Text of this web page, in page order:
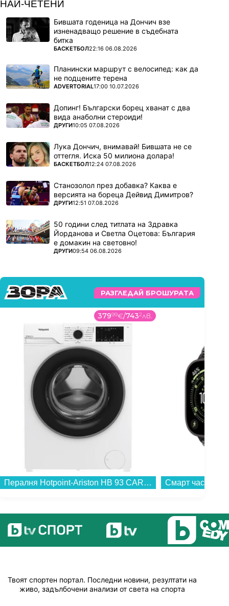
НАЙ-ЧЕТЕНИ
Бившата годеница на Дончич взе
изненадващо решение в съдебната
битка
ПОВЕЧЕ ОТ
БАСКЕТБОЛ22:16 06.08.2026
Планински маршрут с велосипед: как да
не подцените терена
ПОВЕЧЕ ОТ
ADVERTORIAL17:00 10.07.2026
Допинг! Български борец хванат с два
вида анаболни стероиди!
ПОВЕЧЕ ОТ
ДРУГИ10:05 07.08.2026
Лука Дончич, внимавай! Бившата не се
оттегля. Иска 50 милиона долара!
ПОВЕЧЕ ОТ
БАСКЕТБОЛ12:24 07.08.2026
Станозолол през добавка? Каква е
версията на бореца Дейвид Димитров?
ПОВЕЧЕ ОТ
ДРУГИ12:51 07.08.2026
50 години след титлата на Здравка
Йорданова и Светла Оцетова: България
е домакин на световно!
ПОВЕЧЕ ОТ
ДРУГИ09:54 06.08.2026
РАЗГЛЕДАЙ БРОШУРАТА
37999€/7432лв.
Пералня Hotpoint-Ariston HB 93 CARE EE , 1400 об./мин., 9.00 kg, A , Бял...
Твоят спортен портал. Последни новини, резултати на
живо, задълбочени анализи от света на спорта